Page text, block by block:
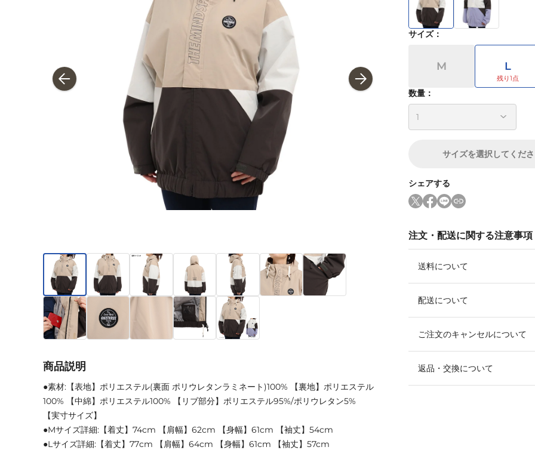
サイズ：
M L
数量：
サイズを選択してくだ
シェアする
注文・配送に関する注意事項
送料について
配送について
ご注文のキャンセルについて
返品・交換について
商品説明
●素材:【表地】ポリエステル(裏面 ポリウレタンラミネート)100% 【裏地】ポリエステル
100% 【中綿】ポリエステル100% 【リブ部分】ポリエステル95%/ポリウレタン5%
【実寸サイズ】
●Mサイズ詳細:【着丈】74cm 【肩幅】62cm 【身幅】61cm 【袖丈】54cm
●Lサイズ詳細:【着丈】77cm 【肩幅】64cm 【身幅】61cm 【袖丈】57cm